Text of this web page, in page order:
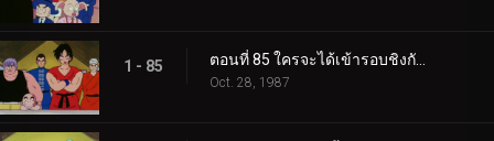
1 - 85
Oct. 28, 1987